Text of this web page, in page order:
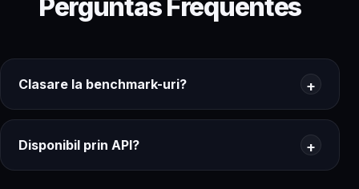
Perguntas Frequentes
Clasare la benchmark-uri?
Disponibil prin API?